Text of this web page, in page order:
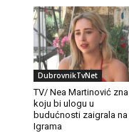
DubrovnikTvNet
TV/ Nea Martinović zna
koju bi ulogu u
budućnosti zaigrala na
Igrama